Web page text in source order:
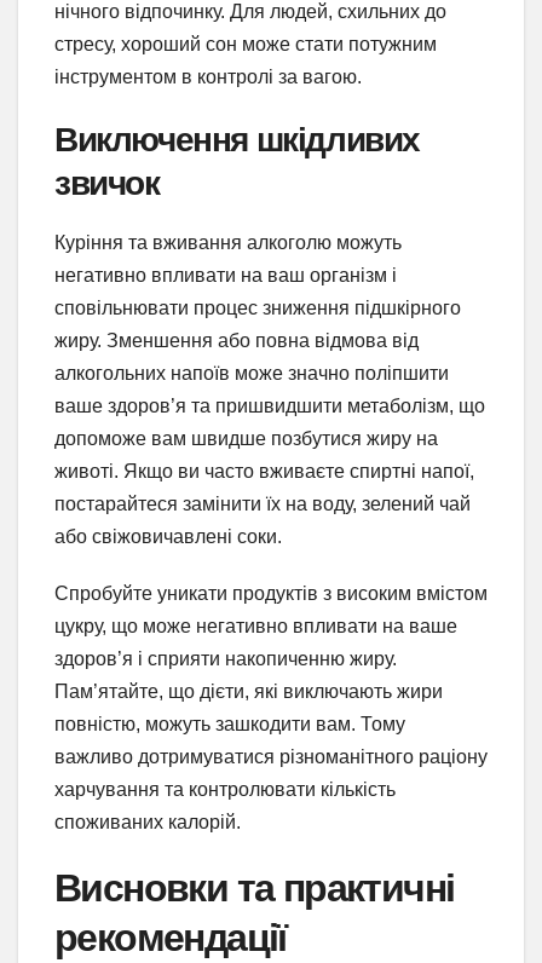
нічного відпочинку. Для людей, схильних до
стресу, хороший сон може стати потужним
інструментом в контролі за вагою.
Виключення шкідливих
звичок
Куріння та вживання алкоголю можуть
негативно впливати на ваш організм і
сповільнювати процес зниження підшкірного
жиру. Зменшення або повна відмова від
алкогольних напоїв може значно поліпшити
ваше здоров’я та пришвидшити метаболізм, що
допоможе вам швидше позбутися жиру на
животі. Якщо ви часто вживаєте спиртні напої,
постарайтеся замінити їх на воду, зелений чай
або свіжовичавлені соки.
Спробуйте уникати продуктів з високим вмістом
цукру, що може негативно впливати на ваше
здоров’я і сприяти накопиченню жиру.
Пам’ятайте, що дієти, які виключають жири
повністю, можуть зашкодити вам. Тому
важливо дотримуватися різноманітного раціону
харчування та контролювати кількість
споживаних калорій.
Висновки та практичні
рекомендації